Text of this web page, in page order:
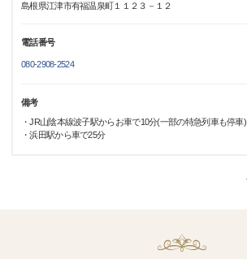
島根県江津市有福温泉町１１２３－１２
電話番号
080-2908-2524
備考
・JR山陰本線波子駅からお車で10分(一部の特急列車も停車)
・浜田駅から車で25分